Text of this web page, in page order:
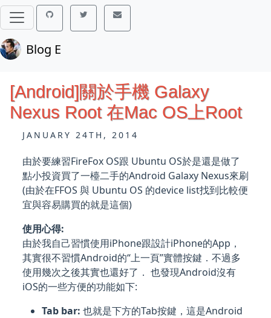
Blog E
[Android]關於手機 Galaxy
Nexus Root 在Mac OS上Root
JANUARY 24TH, 2014
由於要練習FireFox OS跟 Ubuntu OS於是還是做了
點小投資買了一檯二手的Android Galaxy Nexus來刷
(由於在FFOS 與 Ubuntu OS 的device list找到比較便
宜與容易購買的就是這個)
使用心得:
由於我自己習慣使用iPhone跟設計iPhone的App，
其實很不習慣Android的“上一頁”實體按鍵．不過多
使用幾次之後其實也還好了． 也發現Android沒有
iOS的一些方便的功能如下:
Tab bar: 也就是下方的Tab按鍵，這是Android